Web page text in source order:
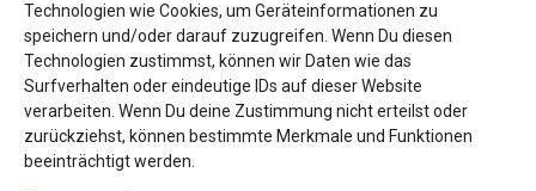
Technologien wie Cookies, um Geräteinformationen zu
speichern und/oder darauf zuzugreifen. Wenn Du diesen
Technologien zustimmst, können wir Daten wie das
Surfverhalten oder eindeutige IDs auf dieser Website
verarbeiten. Wenn Du deine Zustimmung nicht erteilst oder
zurückziehst, können bestimmte Merkmale und Funktionen
beeinträchtigt werden.
Zum Seitenanfang
Mobil Desktop